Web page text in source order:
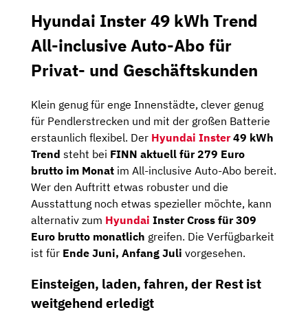
Hyundai Inster 49 kWh Trend
All-inclusive Auto-Abo für
Privat- und Geschäftskunden
Klein genug für enge Innenstädte, clever genug
für Pendlerstrecken und mit der großen Batterie
erstaunlich flexibel. Der Hyundai Inster49 kWh
Trend steht bei FINN aktuell für 279 Euro
brutto im Monat im All-inclusive Auto-Abo bereit.
Wer den Auftritt etwas robuster und die
Ausstattung noch etwas spezieller möchte, kann
alternativ zum Hyundai Inster Cross für 309
Euro brutto monatlich greifen. Die Verfügbarkeit
ist für Ende Juni, Anfang Juli vorgesehen.
Einsteigen, laden, fahren, der Rest ist
weitgehend erledigt